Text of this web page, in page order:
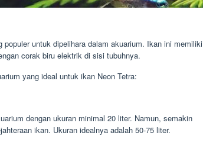
untuk dipelihara dalam akuarium. Ikan ini memiliki
corak biru elektrik di sisi tubuhnya.
yang ideal untuk ikan Neon Tetra:
dengan ukuran minimal 20 liter. Namun, semakin
ikan. Ukuran idealnya adalah 50-75 liter.